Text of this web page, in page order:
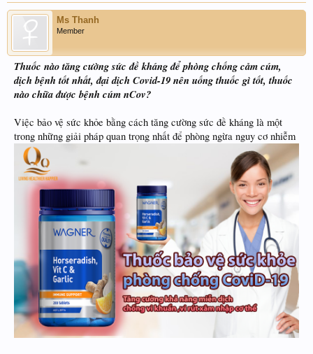
Ms Thanh
Member
Thuốc nào tăng cường sức đề kháng để phòng chống cảm cúm,
dịch bệnh tốt nhất, đại dịch Covid-19 nên uống thuốc gì tốt, thuốc
nào chữa được bệnh cúm nCov?
Việc bảo vệ sức khỏe bằng cách tăng cường sức đề kháng là một
trong những giải pháp quan trọng nhất để phòng ngừa nguy cơ nhiễm